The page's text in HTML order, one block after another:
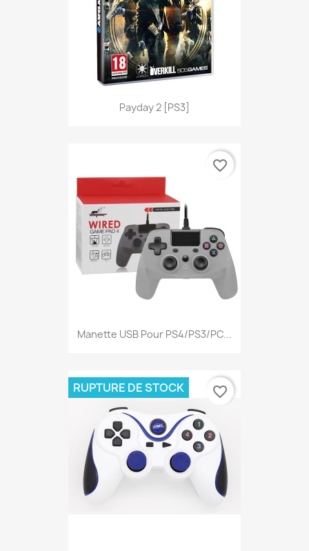
Payday 2 [PS3]
Manette USB Pour PS4/PS3/PC...
favorite_border
RUPTURE DE STOCK favorite_border